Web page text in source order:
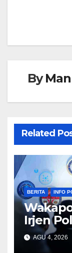
ByMan
Related
BERITA INFO
Irjen
Pusat
AGU 4, 2026